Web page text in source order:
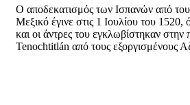
Ο αποδεκατισμός των Ισπανών από
Μεξικό έγινε στις 1 Ιουλίου του
και οι άντρες του εγκλωβίστηκαν
Tenochtitlán από τους εξοργισμένους